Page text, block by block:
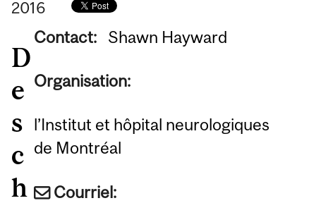
2016
D
e
s
c
h
Contact: Shawn Hayward
Organisation:
l’Institut et hôpital neurologiques
de Montréal
Courriel: